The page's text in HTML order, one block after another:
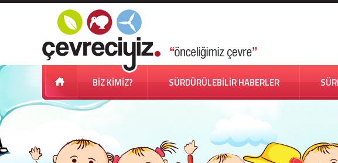
BİZ KİMİZ? SÜRDÜRÜLEBİLİR HABERLER